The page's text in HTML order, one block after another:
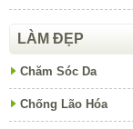
LÀM ĐẸP
Chăm Sóc Da
Chống Lão Hóa